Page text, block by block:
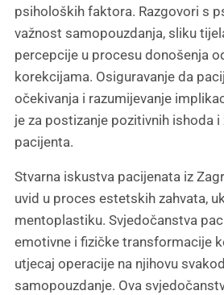
psiholoških faktora. Razgovori s
važnost samopouzdanja, sliku
percepcije u procesu donošenja
korekcijama. Osiguravanje da
očekivanja i razumijevanje
je za postizanje pozitivnih ishoda
pacijenta.
Stvarna iskustva pacijenata iz
uvid u proces estetskih zahvata,
mentoplastiku. Svjedočanstva
emotivne i fizičke transformacije
utjecaj operacije na njihovu
samopouzdanje. Ova